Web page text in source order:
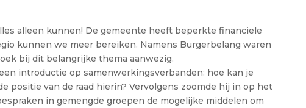
alleen kunnen! De gemeente heeft beperkte financiële
kunnen we meer bereiken. Namens Burgerbelang waren
bij dit belangrijke thema aanwezig.
introductie op samenwerkingsverbanden: hoe kan je
positie van de raad hierin? Vervolgens zoomde hij in op het
in gemengde groepen de mogelijke middelen om